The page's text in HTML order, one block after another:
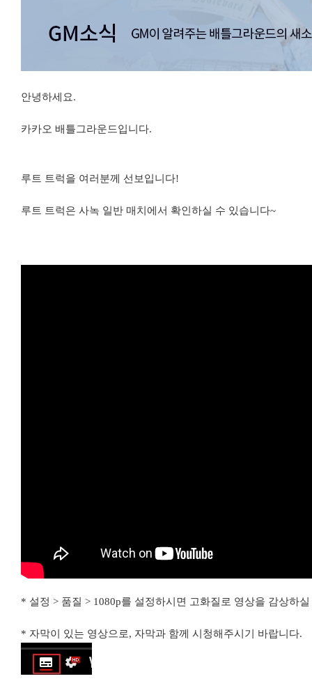
안녕하세요.
카카오 배틀그라운드입니다.
루트 트럭을 여러분께 선보입니다!
루트 트럭은 사녹 일반 매치에서 확인하실 수 있습니다~
* 설정 > 품질 > 1080p를 설정하시면 고화질로 영상을 감상하
* 자막이 있는 영상으로, 자막과 함께 시청해주시기 바랍니다.